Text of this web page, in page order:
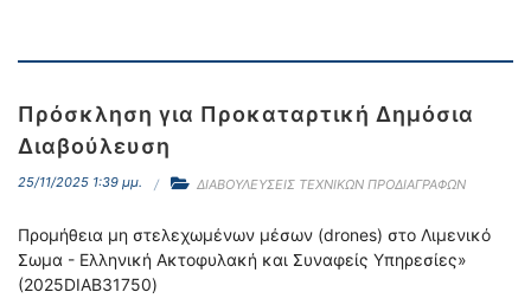
Πρόσκληση για Προκαταρτική Δημόσια
Διαβούλευση
25/11/2025 1:39 μμ. ΔΙΑΒΟΥΛΕΥΣΕΙΣ ΤΕΧΝΙΚΩΝ ΠΡΟΔΙΑΓΡΑΦΩΝ
Προμήθεια μη στελεχωμένων μέσων (drones) στο Λιμενικό
Σωμα - Ελληνική Ακτοφυλακή και Συναφείς Υπηρεσίες»
(2025DIAB31750)